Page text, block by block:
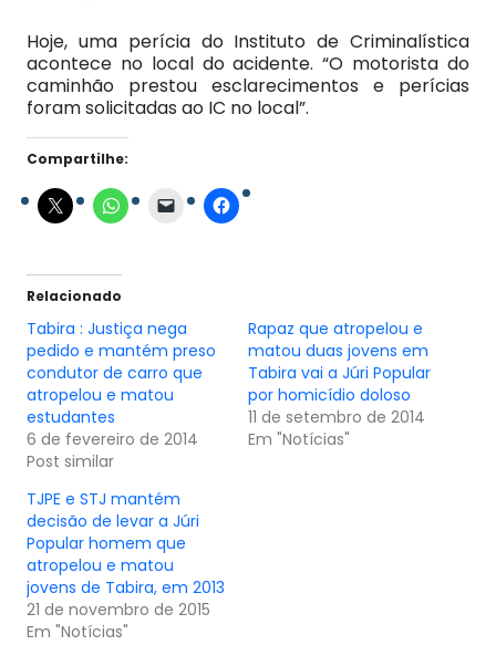
Hoje, uma perícia do Instituto de Criminalística
acontece no local do acidente. “O motorista do
caminhão prestou esclarecimentos e perícias
foram solicitadas ao IC no local”.
Compartilhe:
Relacionado
Tabira : Justiça nega
pedido e mantém preso
condutor de carro que
atropelou e matou
estudantes
6 de fevereiro de 2014
Post similar
Rapaz que atropelou e
matou duas jovens em
Tabira vai a Júri Popular
por homicídio doloso
11 de setembro de 2014
Em "Notícias"
TJPE e STJ mantém
decisão de levar a Júri
Popular homem que
atropelou e matou
jovens de Tabira, em 2013
21 de novembro de 2015
Em "Notícias"